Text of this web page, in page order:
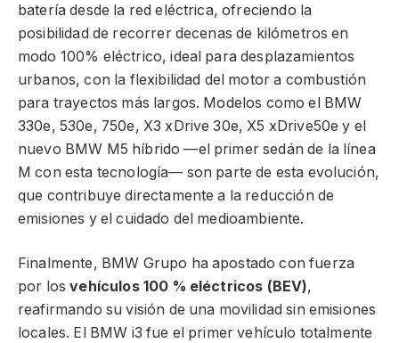
batería desde la red eléctrica, ofreciendo la
posibilidad de recorrer decenas de kilómetros en
modo 100% eléctrico, ideal para desplazamientos
urbanos, con la flexibilidad del motor a combustión
para trayectos más largos. Modelos como el BMW
330e, 530e, 750e, X3 xDrive 30e, X5 xDrive50e y el
nuevo BMW M5 híbrido —el primer sedán de la línea
M con esta tecnología— son parte de esta evolución,
que contribuye directamente a la reducción de
emisiones y el cuidado del medioambiente.
Finalmente, BMW Grupo ha apostado con fuerza
por losvehículos 100 % eléctricos (BEV),
reafirmando su visión de una movilidad sin emisiones
locales. El BMW i3 fue el primer vehículo totalmente